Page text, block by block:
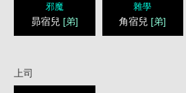
邪魔
昴宿兒 [弟]
雜學
角宿兒 [弟]
上司